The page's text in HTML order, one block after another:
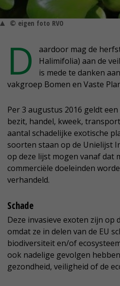
© eigen foto RVO
D
aardoor mag de
Halimifolia) aan de
is mede te danken
vakgroep Bomen en Vaste
Per 3 augustus 2016 geldt
bezit, handel, kweek,
aantal schadelijke exotische
soorten staan op de Unielijst
op deze lijst mogen vanaf dat
commerciële doeleinden
verhandeld.
Schade
Deze invasieve exoten zijn op
omdat ze in delen van de EU
biodiversiteit en/of
ook nadelige gevolgen
gezondheid, veiligheid of de